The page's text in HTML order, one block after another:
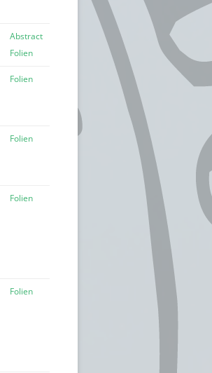
Abstract
Folien
Folien
Folien
Folien
Folien